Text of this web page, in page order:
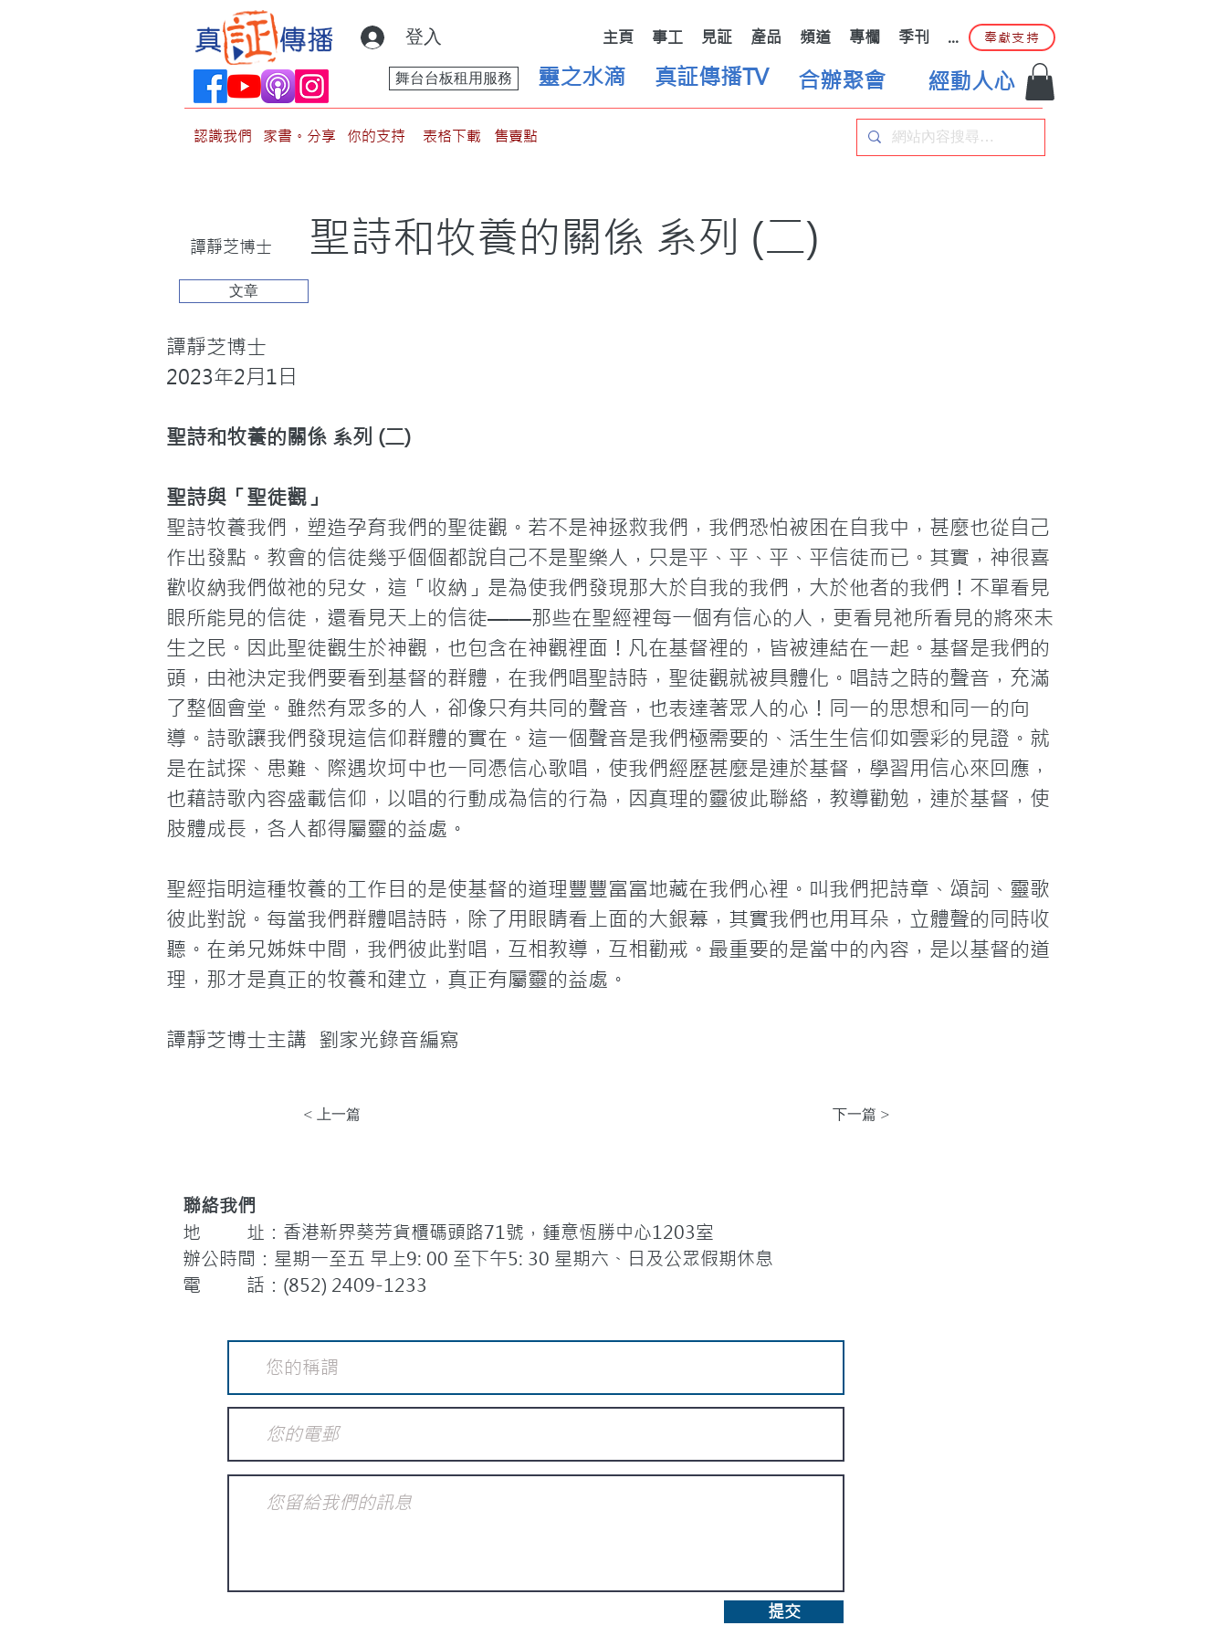
登入 主頁 事工 見証 產品 頻道 專欄 季刊 ... 奉獻支持
靈之水滴
舞台台板租用服務 真証傳播TV 合辦聚會 經動人心
認識我們 家書。分享 你的支持 表格下載 售賣點
譚靜芝博士 聖詩和牧養的關係 系列 (二)
文章
譚靜芝博士
2023年2月1日
聖詩和牧養的關係 系列 (二)
聖詩與「聖徒觀」
聖詩牧養我們，塑造孕育我們的聖徒觀。若不是神拯救我們，我們恐怕被困在自我中，甚麼也從自己
作出發點。教會的信徒幾乎個個都說自己不是聖樂人，只是平、平、平、平信徒而已。其實，神很喜
歡收納我們做祂的兒女，這「收納」是為使我們發現那大於自我的我們，大於他者的我們！不單看見
眼所能見的信徒，還看見天上的信徒——那些在聖經裡每一個有信心的人，更看見祂所看見的將來未
生之民。因此聖徒觀生於神觀，也包含在神觀裡面！凡在基督裡的，皆被連結在一起。基督是我們的
頭，由祂決定我們要看到基督的群體，在我們唱聖詩時，聖徒觀就被具體化。唱詩之時的聲音，充滿
了整個會堂。雖然有眾多的人，卻像只有共同的聲音，也表達著眾人的心！同一的思想和同一的向
導。詩歌讓我們發現這信仰群體的實在。這一個聲音是我們極需要的、活生生信仰如雲彩的見證。就
是在試探、患難、際遇坎坷中也一同憑信心歌唱，使我們經歷甚麼是連於基督，學習用信心來回應，
也藉詩歌內容盛載信仰，以唱的行動成為信的行為，因真理的靈彼此聯絡，教導勸勉，連於基督，使
肢體成長，各人都得屬靈的益處。
聖經指明這種牧養的工作目的是使基督的道理豐豐富富地藏在我們心裡。叫我們把詩章、頌詞、靈歌
彼此對說。每當我們群體唱詩時，除了用眼睛看上面的大銀幕，其實我們也用耳朵，立體聲的同時收
聽。在弟兄姊妹中間，我們彼此對唱，互相教導，互相勸戒。最重要的是當中的內容，是以基督的道
理，那才是真正的牧養和建立，真正有屬靈的益處。
譚靜芝博士主講 劉家光錄音編寫
< 上一篇 下一篇 >
聯絡我們
地 址：香港新界葵芳貨櫃碼頭路71號，鍾意恆勝中心1203室
辦公時間：星期一至五 早上9: 00 至下午5: 30 星期六、日及公眾假期休息
電 話：(852) 2409-1233
提交